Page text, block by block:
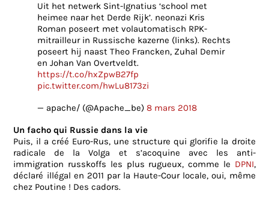
Uit het netwerk Sint-Ignatius ‘school met
heimee naar het Derde Rijk’. neonazi Kris
Roman poseert met volautomatisch RPK-
mitrailleur in Russische kazerne (links). Rechts
poseert hij naast Theo Francken, Zuhal Demir
en Johan Van Overtveldt.
https://t.co/hxZpwB27fp
pic.twitter.com/hwLu8173zi
— apache/ (@Apache_be)8 mars 2018
Un facho qui Russie dans la vie
Puis, il a créé Euro-Rus, une structure qui glorifie la droite
radicale de la Volga et s’acoquine avec les anti-
immigration russkoffs les plus rugueux, comme le DPNI,
déclaré illégal en 2011 par la Haute-Cour locale, oui, même
chez Poutine ! Des cadors.